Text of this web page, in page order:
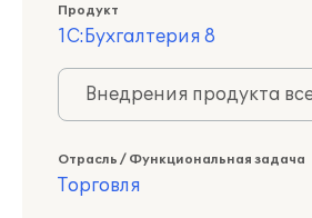
Продукт
1С:Бухгалтерия 8
Внедрения продукта
Отрасль / Функциональная задача
Торговля